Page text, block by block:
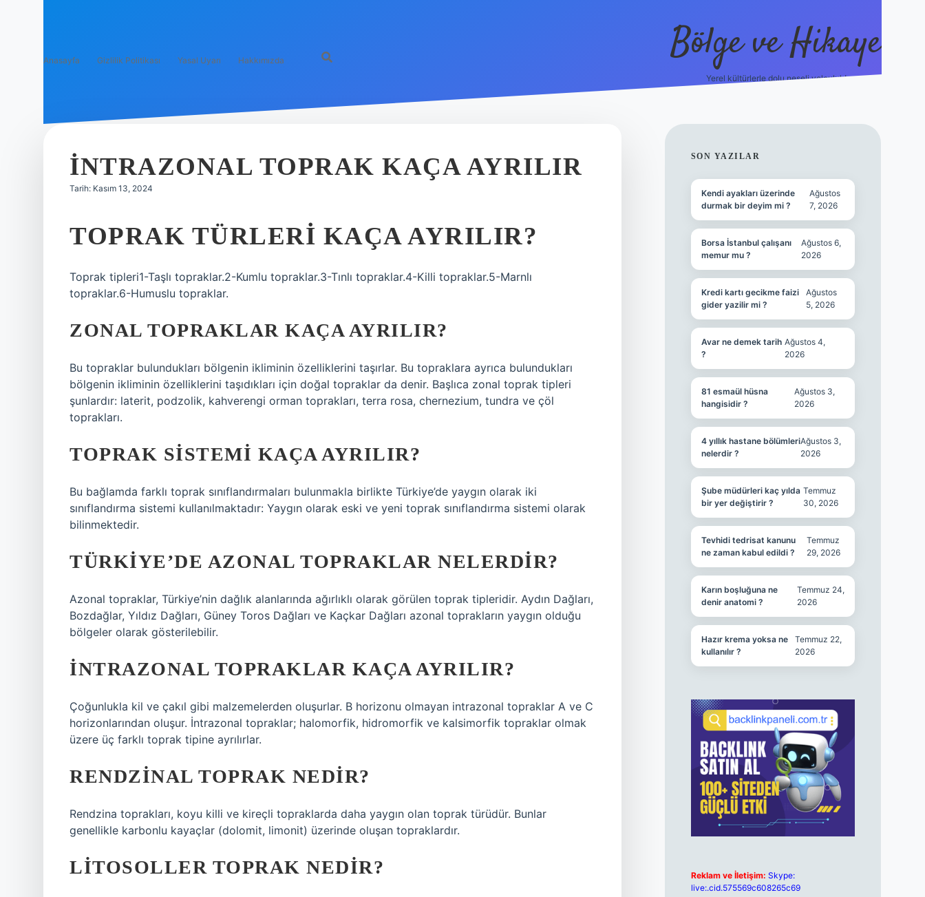
Anasayfa Gizlilik Politikası Yasal Uyarı Hakkımızda Bölge ve Hikaye
Yerel kültürlerle dolu neşeli yolculuk!
İNTRAZONAL TOPRAK KAÇA AYRILIR
Tarih: Kasım 13, 2024
TOPRAK TÜRLERI KAÇA AYRILIR?
Toprak tipleri1-Taşlı topraklar.2-Kumlu topraklar.3-Tınlı topraklar.4-Killi topraklar.5-Marnlı
topraklar.6-Humuslu topraklar.
ZONAL TOPRAKLAR KAÇA AYRILIR?
Bu topraklar bulundukları bölgenin ikliminin özelliklerini taşırlar. Bu topraklara ayrıca bulundukları
bölgenin ikliminin özelliklerini taşıdıkları için doğal topraklar da denir. Başlıca zonal toprak tipleri
şunlardır: laterit, podzolik, kahverengi orman toprakları, terra rosa, chernezium, tundra ve çöl
toprakları.
TOPRAK SISTEMI KAÇA AYRILIR?
Bu bağlamda farklı toprak sınıflandırmaları bulunmakla birlikte Türkiye’de yaygın olarak iki
sınıflandırma sistemi kullanılmaktadır: Yaygın olarak eski ve yeni toprak sınıflandırma sistemi olarak
bilinmektedir.
TÜRKIYE’DE AZONAL TOPRAKLAR NELERDIR?
Azonal topraklar, Türkiye’nin dağlık alanlarında ağırlıklı olarak görülen toprak tipleridir. Aydın Dağları,
Bozdağlar, Yıldız Dağları, Güney Toros Dağları ve Kaçkar Dağları azonal toprakların yaygın olduğu
bölgeler olarak gösterilebilir.
İNTRAZONAL TOPRAKLAR KAÇA AYRILIR?
Çoğunlukla kil ve çakıl gibi malzemelerden oluşurlar. B horizonu olmayan intrazonal topraklar A ve C
horizonlarından oluşur. İntrazonal topraklar; halomorfik, hidromorfik ve kalsimorfik topraklar olmak
üzere üç farklı toprak tipine ayrılırlar.
RENDZINAL TOPRAK NEDIR?
Rendzina toprakları, koyu killi ve kireçli topraklarda daha yaygın olan toprak türüdür. Bunlar
genellikle karbonlu kayaçlar (dolomit, limonit) üzerinde oluşan topraklardır.
LITOSOLLER TOPRAK NEDIR?
SIDEBAR
SON YAZILAR
Kendi ayakları üzerinde
durmak bir deyim mi ?
Ağustos
7, 2026
Borsa İstanbul çalışanı
memur mu ?
Ağustos 6,
2026
Kredi kartı gecikme faizi
gider yazilir mi ?
Ağustos
5, 2026
Avar ne demek tarih
?
Ağustos 4,
2026
81 esmaül hüsna
hangisidir ?
Ağustos 3,
2026
4 yıllık hastane bölümleri
nelerdir ?
Ağustos 3,
2026
Şube müdürleri kaç yılda
bir yer değiştirir ?
Temmuz
30, 2026
Tevhidi tedrisat kanunu
ne zaman kabul edildi ?
Temmuz
29, 2026
Karın boşluğuna ne
denir anatomi ?
Temmuz 24,
2026
Hazır krema yoksa ne
kullanılır ?
Temmuz 22,
2026
Reklam ve İletişim: Skype:
live:.cid.575569c608265c69
grand opera bet